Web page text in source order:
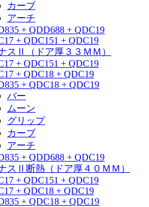
カーブ
アーチ
+ QDD688 + QDC19
+ QDC151 + QDC19
スⅡ（ドア厚３３ＭＭ）
+ QDC151 + QDC19
+ QDC18 + QDC19
+ QDC18 + QDC19
バー
ムーン
グリップ
カーブ
アーチ
+ QDD688 + QDC19
スⅡ断熱（ドア厚４０ＭＭ）
+ QDC151 + QDC19
+ QDC18 + QDC19
+ QDC18 + QDC19